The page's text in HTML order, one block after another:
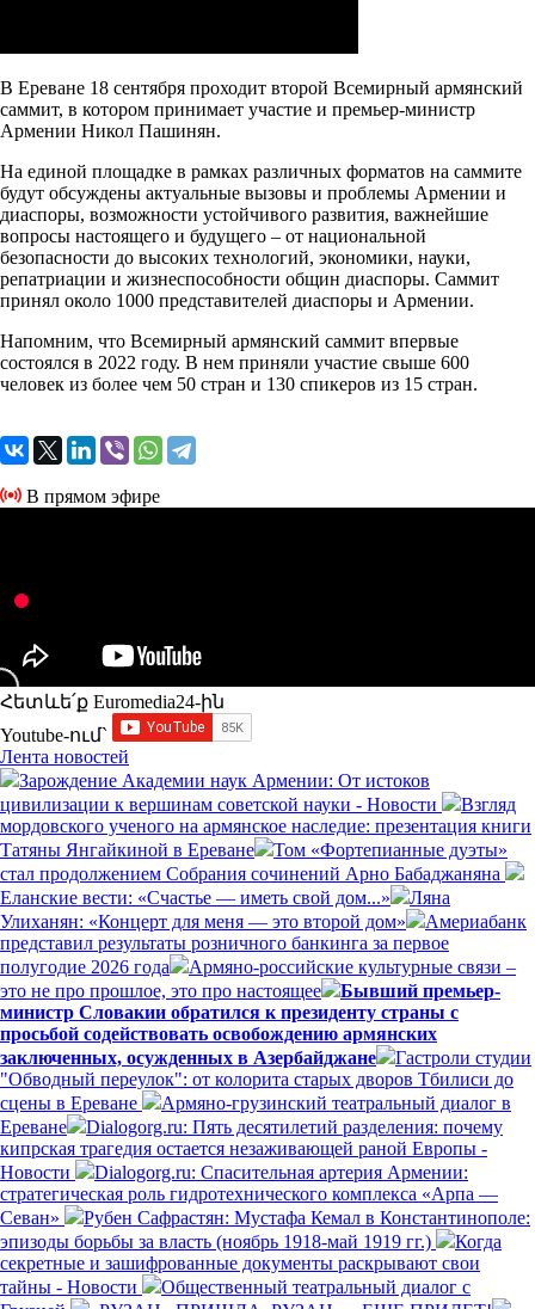
В Ереване 18 сентября проходит второй Всемирный армянский
саммит, в котором принимает участие и премьер-министр
Армении Никол Пашинян.
На единой площадке в рамках различных форматов на саммите
будут обсуждены актуальные вызовы и проблемы Армении и
диаспоры, возможности устойчивого развития, важнейшие
вопросы настоящего и будущего – от национальной
безопасности до высоких технологий, экономики, науки,
репатриации и жизнеспособности общин диаспоры. Саммит
принял около 1000 представителей диаспоры и Армении.
Напомним, что Всемирный армянский саммит впервые
состоялся в 2022 году. В нем приняли участие свыше 600
человек из более чем 50 стран и 130 спикеров из 15 стран.
В прямом эфире
Հետևե՛ք Euromedia24-ին
Youtube-ում`
Лента новостей
Зарождение Академии наук Армении: От истоков
цивилизации к вершинам советской науки - Новости
Взгляд
мордовского ученого на армянское наследие: презентация книги
Татяны Янгайкиной в Ереване
Том «Фортепианные дуэты»
стал продолжением Собрания сочинений Арно Бабаджаняна
Еланские вести: «Счастье — иметь свой дом...»
Ляна
Улиханян: «Концерт для меня — это второй дом»
Америабанк
представил результаты розничного банкинга за первое
полугодие 2026 года
Армяно-российские культурные связи –
это не про прошлое, это про настоящее
Бывший премьер-
министр Словакии обратился к президенту страны с
просьбой содействовать освобождению армянских
заключенных, осужденных в Азербайджане
Гастроли студии
"Обводный переулок": от колорита старых дворов Тбилиси до
сцены в Ереване
Армяно-грузинский театральный диалог в
Ереване
Dialogorg.ru: Пять десятилетий разделения: почему
кипрская трагедия остается незаживающей раной Европы -
Новости
Dialogorg.ru: Спасительная артерия Армении:
стратегическая роль гидротехнического комплекса «Арпа —
Севан»
Рубен Сафрастян: Мустафа Кемал в Константинополе:
эпизоды борьбы за власть (ноябрь 1918-май 1919 гг.)
Когда
секретные и зашифрованные документы раскрывают свои
тайны - Новости
Общественный театральный диалог с